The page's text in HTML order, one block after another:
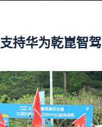
持华为乾崑智